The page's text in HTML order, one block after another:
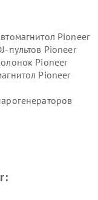
Pioneer
пультов Pioneer
Pioneer
Pioneer